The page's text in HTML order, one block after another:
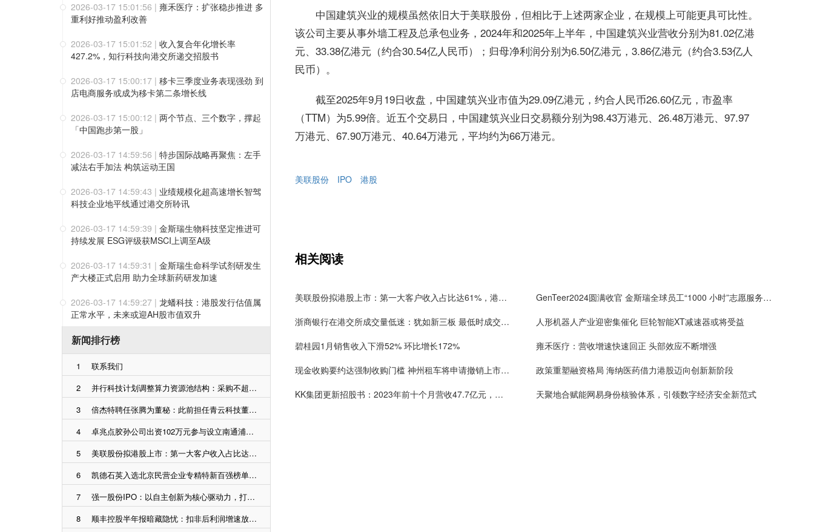
中国建筑兴业的规模虽然依旧大于美联股份，但相比于上述两家企业，在规模上可能更具可比性。
该公司主要从事外墙工程及总承包业务，2024年和2025年上半年，中国建筑兴业营收分别为81.02亿港
元、33.38亿港元（约合30.54亿人民币）；归母净利润分别为6.50亿港元，3.86亿港元（约合3.53亿人
民币）。
截至2025年9月19日收盘，中国建筑兴业市值为29.09亿港元，约合人民币26.60亿元，市盈率
（TTM）为5.99倍。近五个交易日，中国建筑兴业日交易额分别为98.43万港元、26.48万港元、97.97
万港元、67.90万港元、40.64万港元，平均约为66万港元。
美联股份 IPO 港股
相关阅读
美联股份拟港股上市：第一大客户收入占比达61%，港股同行业公司市盈率仅6倍平均日交易额仅66万港元
GenTeer2024圆满收官 金斯瑞全球员工“1000 小时”志愿服务时间挑战超预期完成
浙商银行在港交所成交量低迷：犹如新三板 最低时成交额不到5000元
人形机器人产业迎密集催化 巨轮智能XT减速器或将受益
碧桂园1月销售收入下滑52% 环比增长172%
雍禾医疗：营收增速快速回正 头部效应不断增强
现金收购要约达强制收购门槛 神州租车将申请撤销上市地位
政策重塑融资格局 海纳医药借力港股迈向创新新阶段
KK集团更新招股书：2023年前十个月营收47.7亿元，净利润超2亿元
天聚地合赋能网易身份核验体系，引领数字经济安全新范式
2026-03-17 15:01:56 | 雍禾医疗：扩张稳步推进 多
重利好推动盈利改善
2026-03-17 15:01:52 | 收入复合年化增长率
427.2%，知行科技向港交所递交招股书
2026-03-17 15:00:17 | 移卡三季度业务表现强劲 到
店电商服务或成为移卡第二条增长线
2026-03-17 15:00:12 | 两个节点、三个数字，撑起
「中国跑步第一股」
2026-03-17 14:59:56 | 特步国际战略再聚焦：左手
减法右手加法 构筑运动王国
2026-03-17 14:59:43 | 业绩规模化超高速增长智驾
科技企业地平线通过港交所聆讯
2026-03-17 14:59:39 | 金斯瑞生物科技坚定推进可
持续发展 ESG评级获MSCI上调至A级
2026-03-17 14:59:31 | 金斯瑞生命科学试剂研发生
产大楼正式启用 助力全球新药研发加速
2026-03-17 14:59:27 | 龙蟠科技：港股发行估值属
正常水平，未来或迎AH股市值双升
新闻排行榜
1
联系我们
2
并行科技计划调整算力资源池结构：采购不超过1.13亿元算力资产，优化部分早期型号算力资产
3
倍杰特聘任张腾为董秘：此前担任青云科技董秘 2024年薪酬69万
4
卓兆点胶孙公司出资102万元参与设立南通浦森：提高生产经营能力
5
美联股份拟港股上市：第一大客户收入占比达61%，港股同行业公司市盈率仅6倍平均日交易额仅66万港元
6
凯德石英入选北京民营企业专精特新百强榜单并位列第六位：半导体石英国产替代佼佼者
7
强一股份IPO：以自主创新为核心驱动力，打破了海外垄断，助力国内半导体产业发展
8
顺丰控股半年报暗藏隐忧：扣非后利润增速放缓，单票收入持续下滑